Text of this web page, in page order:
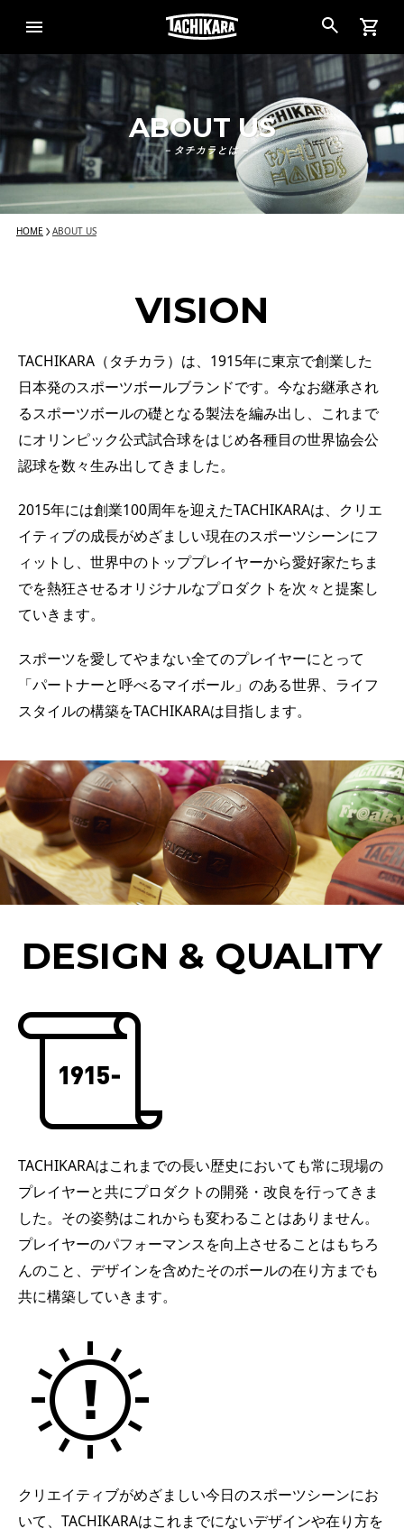
ABOUT US
– タチカラとは –
HOME ABOUT US
VISION
TACHIKARA（タチカラ）は、1915年に東京で創業した
日本発のスポーツボールブランドです。今なお継承され
るスポーツボールの礎となる製法を編み出し、これまで
にオリンピック公式試合球をはじめ各種目の世界協会公
認球を数々生み出してきました。
2015年には創業100周年を迎えたTACHIKARAは、クリエ
イティブの成長がめざましい現在のスポーツシーンにフ
ィットし、世界中のトッププレイヤーから愛好家たちま
でを熱狂させるオリジナルなプロダクトを次々と提案し
ていきます。
スポーツを愛してやまない全てのプレイヤーにとって
「パートナーと呼べるマイボール」のある世界、ライフ
スタイルの構築をTACHIKARAは目指します。
DESIGN & QUALITY
TACHIKARAはこれまでの長い歴史においても常に現場の
プレイヤーと共にプロダクトの開発・改良を行ってきま
した。その姿勢はこれからも変わることはありません。
プレイヤーのパフォーマンスを向上させることはもちろ
んのこと、デザインを含めたそのボールの在り方までも
共に構築していきます。
クリエイティブがめざましい今日のスポーツシーンにお
いて、TACHIKARAはこれまでにないデザインや在り方を